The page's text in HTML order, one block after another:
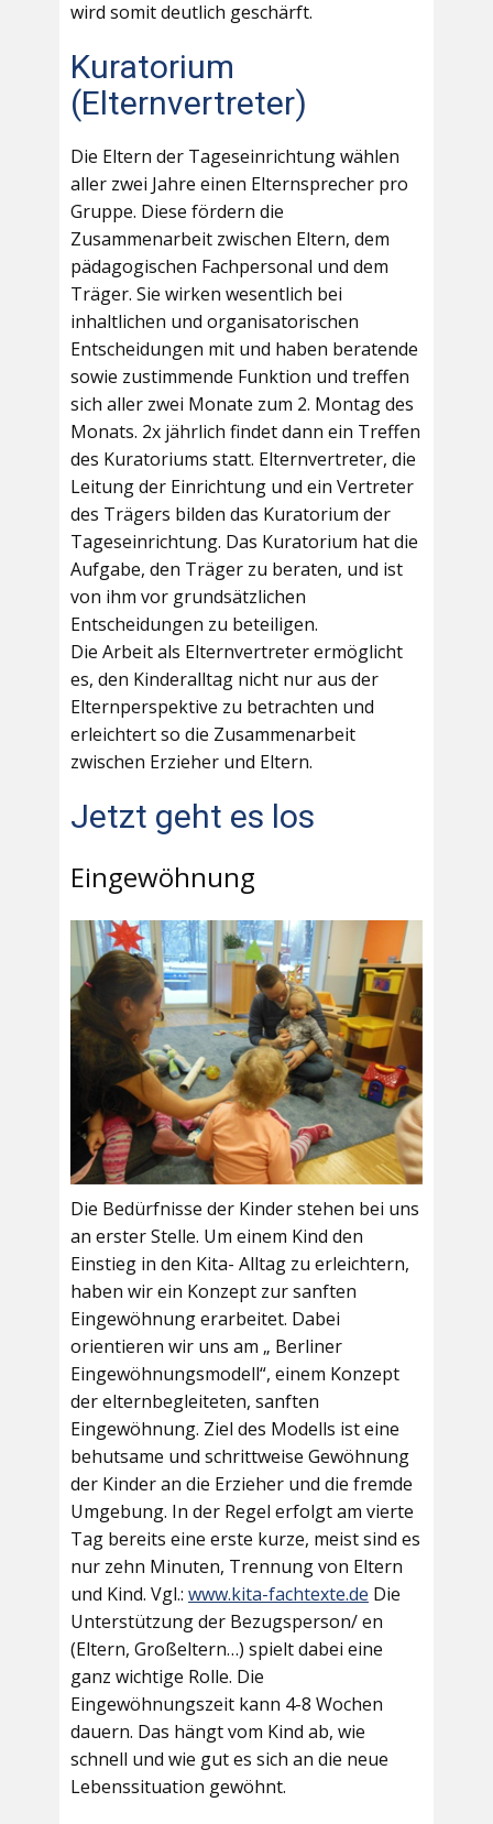
wird somit deutlich geschärft.
Kuratorium
(Elternvertreter)
Die Eltern der Tageseinrichtung wählen
aller zwei Jahre einen Elternsprecher pro
Gruppe. Diese fördern die
Zusammenarbeit zwischen Eltern, dem
pädagogischen Fachpersonal und dem
Träger. Sie wirken wesentlich bei
inhaltlichen und organisatorischen
Entscheidungen mit und haben beratende
sowie zustimmende Funktion und treffen
sich aller zwei Monate zum 2. Montag des
Monats. 2x jährlich findet dann ein Treffen
des Kuratoriums statt. Elternvertreter, die
Leitung der Einrichtung und ein Vertreter
des Trägers bilden das Kuratorium der
Tageseinrichtung. Das Kuratorium hat die
Aufgabe, den Träger zu beraten, und ist
von ihm vor grundsätzlichen
Entscheidungen zu beteiligen.
Die Arbeit als Elternvertreter ermöglicht
es, den Kinderalltag nicht nur aus der
Elternperspektive zu betrachten und
erleichtert so die Zusammenarbeit
zwischen Erzieher und Eltern.
Jetzt geht es los
Eingewöhnung
Die Bedürfnisse der Kinder stehen bei uns
an erster Stelle. Um einem Kind den
Einstieg in den Kita- Alltag zu erleichtern,
haben wir ein Konzept zur sanften
Eingewöhnung erarbeitet. Dabei
orientieren wir uns am „ Berliner
Eingewöhnungsmodell“, einem Konzept
der elternbegleiteten, sanften
Eingewöhnung. Ziel des Modells ist eine
behutsame und schrittweise Gewöhnung
der Kinder an die Erzieher und die fremde
Umgebung. In der Regel erfolgt am vierte
Tag bereits eine erste kurze, meist sind es
nur zehn Minuten, Trennung von Eltern
und Kind. Vgl.: www.kita-fachtexte.de Die
Unterstützung der Bezugsperson/ en
(Eltern, Großeltern…) spielt dabei eine
ganz wichtige Rolle. Die
Eingewöhnungszeit kann 4-8 Wochen
dauern. Das hängt vom Kind ab, wie
schnell und wie gut es sich an die neue
Lebenssituation gewöhnt.